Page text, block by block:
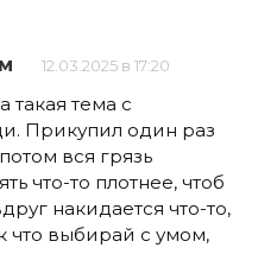
12.03.2025 в 17:20
такая тема с
Прикупил один раз
вся грязь
что-то плотнее, чтоб
накидается что-то,
что выбирай с умом,